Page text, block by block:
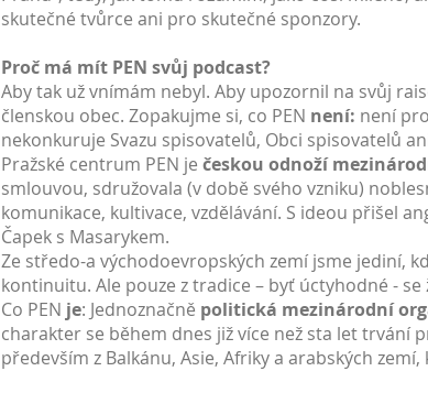
skutečné tvůrce ani pro skutečné sponzory.
Proč má mít PEN svůj podcast?
Aby tak už vnímám nebyl. Aby upozornil na svůj
členskou obec. Zopakujme si, co PEN není: není
nekonkuruje Svazu spisovatelů, Obci spisovatelů
Pražské centrum PEN je českou odnoží
smlouvou, sdružovala (v době svého vzniku)
komunikace, kultivace, vzdělávání. S ideou přišel
Čapek s Masarykem.
Ze středo-a východoevropských zemí jsme jediní,
kontinuitu. Ale pouze z tradice – byť úctyhodné - se
Co PEN je: Jednoznačně politická mezinárodní
charakter se během dnes již více než sta let
především z Balkánu, Asie, Afriky a arabských